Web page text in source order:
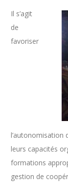
Il s’agit
de
favoriser
l’autonomisation
leurs capacités
formations
gestion de